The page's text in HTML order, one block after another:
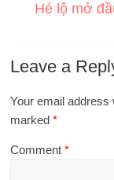
Hé lộ mở
Leave a
Your email address
marked*
Comment*